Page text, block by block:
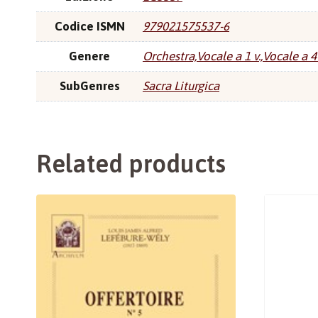
Codice ISMN 979021575537-6
Genere Orchestra,Vocale a 1 v.,Vocale a 4
SubGenres Sacra Liturgica
Related products